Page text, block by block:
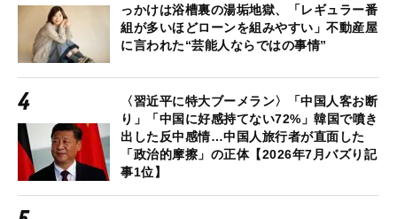
っかけは浴槽裏の湯垢地獄、「レギュラー番
組が多いほどローンを組みやすい」不動産屋
に言われた“芸能人ならではの事情”
〈習近平に特大ブーメラン〉「中国人客お断
り」「中国に好感持てない72%」韓国で噴き
出した反中感情…中国人旅行者が直面した
「政治的摩擦」の正体【2026年7月バズり記
事1位】